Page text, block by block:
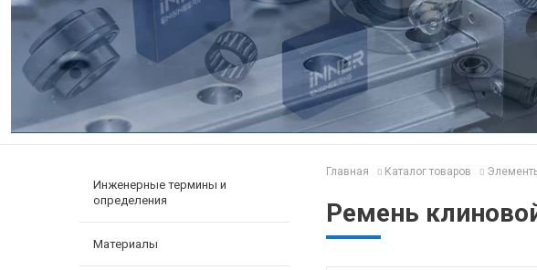
Инженерные термины и
определения
Материалы
Главная Каталог товаров
Ремень